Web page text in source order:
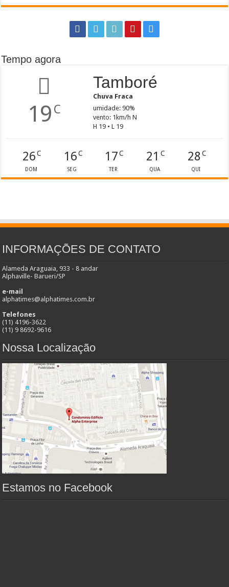
Tempo agora
19 C
Tamboré
Chuva Fraca
umidade: 90%
vento: 1km/h N
H 19 • L 19
26C
DOM
16C
SEG
17 C
TER
21 C
QUA
28C
QUI
INFORMAÇÕES DE CONTATO
Alameda Araguaia, 933 - 8 andar
Alphaville- Barueri/SP
e-mail
alphatimes@alphatimes.com.br
Telefones
(11) 4196-3622
(11) 9 8692-9616
Nossa Localização
Estamos no Facebook